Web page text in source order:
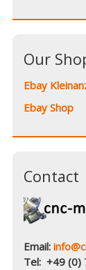
Our
Ebay
Ebay Shop
Contact
Email:
Tel: +49 (0)